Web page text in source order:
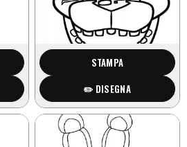
STAMPA
✏️ DISEGNA